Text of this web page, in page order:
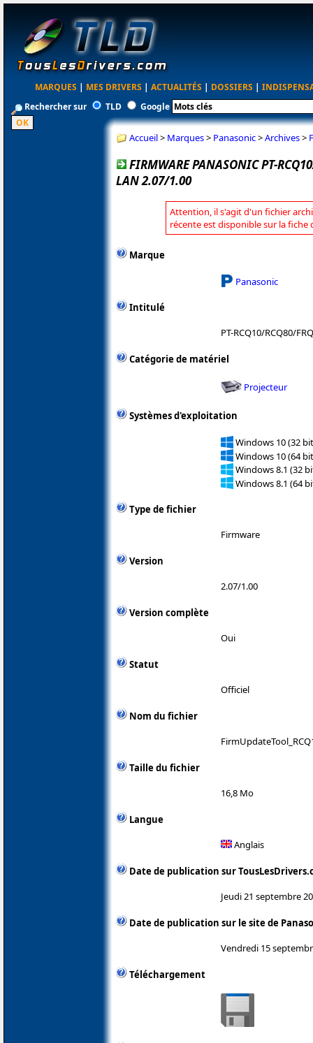
MARQUES | MES DRIVERS | ACTUALITÉS | DOSSIERS |
Rechercher sur
TLD Google
Accueil> Marques> Panasonic>Archives>
FIRMWARE PANASONIC PT-
LAN 2.07/1.00
Attention, il s'agit d'un fichier
récente est disponible sur la fiche
Marque
Panasonic
Intitulé
PT-RCQ10/RCQ80/
Catégorie de matériel
Projecteur
Systèmes d'exploitation
Windows 10 (32
Windows 10 (64
Windows 8.1 (32
Windows 8.1 (64
Type de fichier
Firmware
Version
2.07/1.00
Version complète
Oui
Statut
Officiel
Nom du fichier
Taille du fichier
16,8 Mo
Langue
Anglais
Date de publication sur
Jeudi 21 septembre
Date de publication sur le site de
Vendredi 15
Téléchargement